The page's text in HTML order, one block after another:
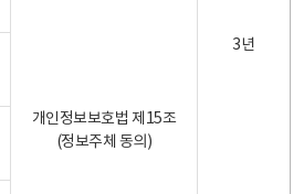
개인정보보호법 제15조
(정보주체 동의)
3년